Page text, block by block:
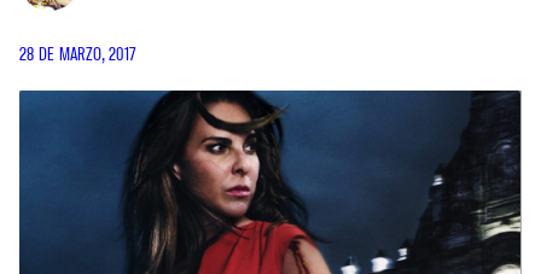
28 DE MARZO, 2017